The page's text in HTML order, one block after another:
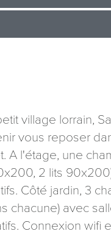
village lorrain,
vous reposer
A l'étage, une
2 lits
Côté jardin, 3
chacune) avec
Connexion wifi
recueillies à partir de ce
de votre demande
Vous disposez d’un droit
aux données vous
exercer en adressant une
ou par
de la copie d’un titre
: Meurthe & Moselle Tourisme -
Baudot CO 90019 54035